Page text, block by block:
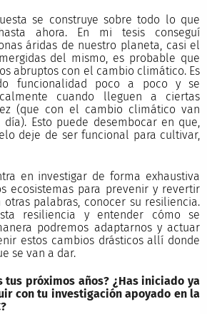
se construye sobre todo lo que
ahora. En mi tesis conseguí
áridas de nuestro planeta, casi el
del mismo, es probable que
abruptos con el cambio climático. Es
funcionalidad poco a poco y se
cuando lleguen a ciertas
(que con el cambio climático van
día). Esto puede desembocar en que,
deje de ser funcional para cultivar,
en investigar de forma exhaustiva
ecosistemas para prevenir y revertir
otras palabras, conocer su resiliencia.
resiliencia y entender cómo se
podremos adaptarnos y actuar
estos cambios drásticos allí donde
se van a dar.
tus próximos años? ¿Has iniciado ya
con tu investigación apoyado en la